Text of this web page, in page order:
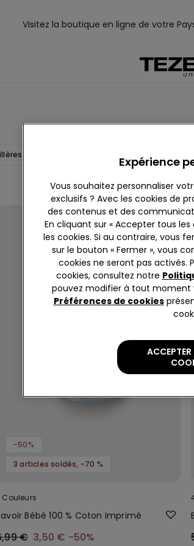
Visitez la boutique en ligne de votre
Accessoires
-50%
3 articles soldés, -70 %
Couleurs
Bébé 100 % Coton Imprimé
€ 3,50 € -50%
Expérience
Vous souhaitez personnaliser
exclusifs ? Avec les cookies de
des contenus et des
En cliquant sur « Accepter tous
les cookies. Si au contraire, vous
sur le bouton « Fermer », vous
cookies ne seront pas activés.
cookies, consultez notre
pouvez modifier à tout moment
Préférences de cookies
ACCEPTER